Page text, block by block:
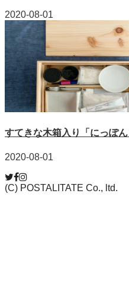
2020-08-01
すてきな木箱入り「にっぽ
2020-08-01
(C) POSTALITATE Co., ltd.